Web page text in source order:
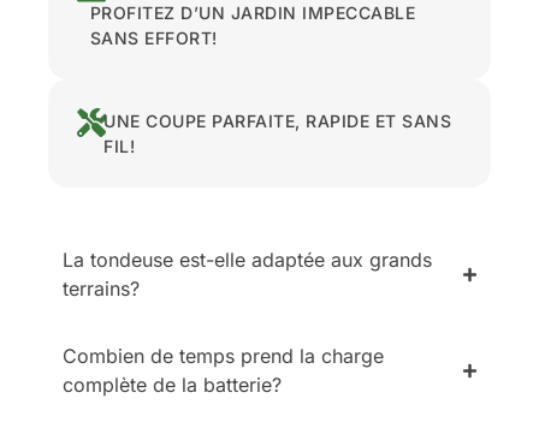
PROFITEZ D’UN JARDIN IMPECCABLE
SANS EFFORT!
UNE COUPE PARFAITE, RAPIDE ET SANS
FIL!
La tondeuse est-elle adaptée aux grands
terrains?
Combien de temps prend la charge
complète de la batterie?